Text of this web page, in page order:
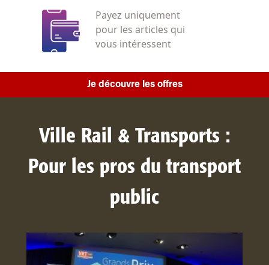
Payez uniquement
pour les articles qui
vous intéressent
Je découvre les offres
Ville Rail & Transports :
Pour les pros du transport
public